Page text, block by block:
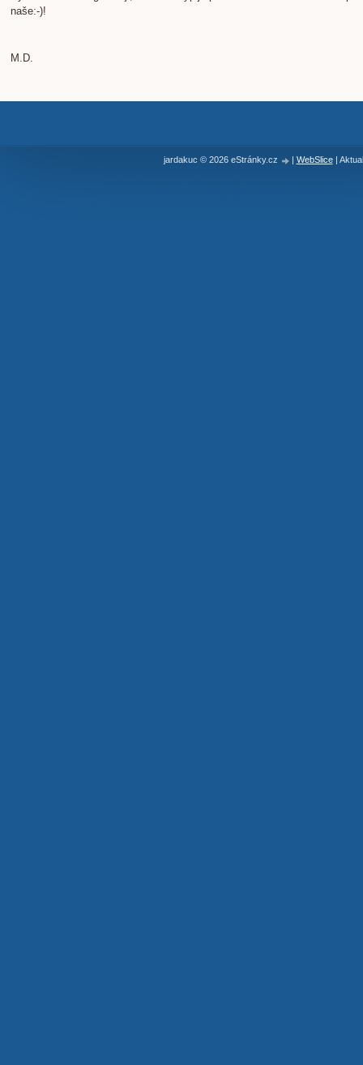
naše:-)!
M.D.
jardakuc © 2026 eStránky.cz | WebSlice |